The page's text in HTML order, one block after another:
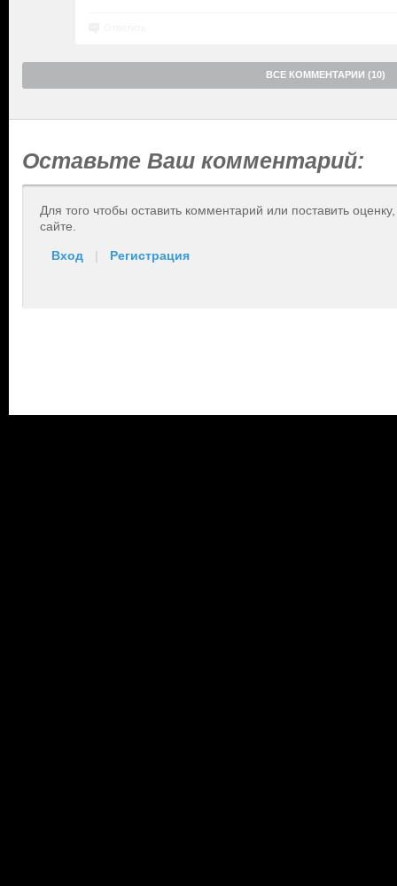
ВСЕ КОММЕНТАРИИ (10)
Оставьте Ваш комментарий:
Для того чтобы оставить комментарий или поставить
сайте.
Вход | Регистрация